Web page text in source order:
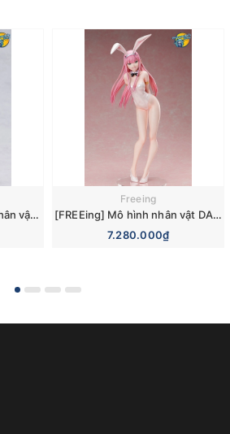
[KADOKAWA] Mô hình nhân vật KDcolle Prisma*Illya Prisma*Fantasim Miyu Edelfelt Wedding Bikini Ver. 1/7 Figure
Freeing
[FREEing] Mô hình nhân vật DARLING in the FRANXX B-Style Zero Two: Bunny Ver. 2nd 1/4 Complete Figure
7.280.000₫